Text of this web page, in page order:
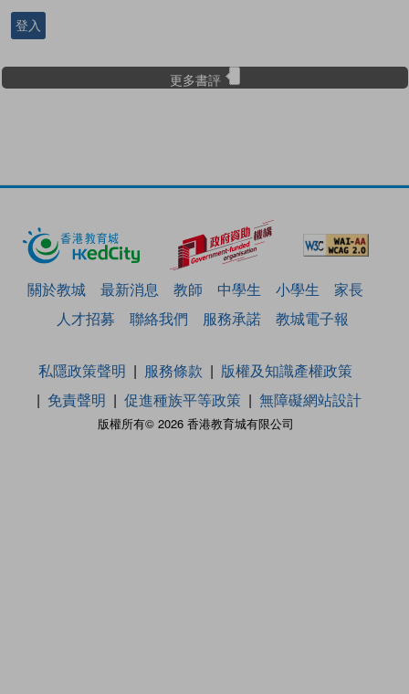
登入
更多書評
關於教城 最新消息 教師 中學生 小學生
家長
人才招募
聯絡我們 服務承諾 教城電子報
版權所有© 2026 香港教育城有限公司
私隱政策聲明 服務條款
版權及知識產權政策
免責聲明
促進種族平等政策 無障礙網站設計